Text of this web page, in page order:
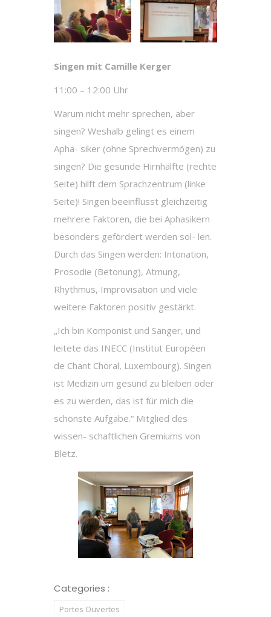
Singen mit Camille Kerger
11:00 – 12:00 Uhr
Warum nicht mehr sprechen, aber
singen? Weshalb gelingt es einem
Apha- siker (ohne Sprechvermögen) zu
singen? Die gesunde Hirnhälfte (rechte
Seite) hilft dem Sprachzentrum (linke
Seite)! Singen beeinflusst gleichzeitig
mehrere Faktoren, die bei Aphasikern
besonders gefördert werden sol- len.
Durch das Singen werden: Intonation,
Prosodie (Betonung), Atmung,
Rhythmus, Improvisation und viele
weitere Faktoren positiv gestärkt.
„Ich bin Komponist und Sänger, und
leitete das INECC (Institut Européen
de Chant Choral, Luxembourg). Singen
ist Medizin um gesund zu bleiben oder
es zu werden, das ist für mich die
schönste Aufgabe.“ Mitglied des
wissen- schaftlichen Gremiums von
Blëtz.
Categories :
Portes Ouvertes